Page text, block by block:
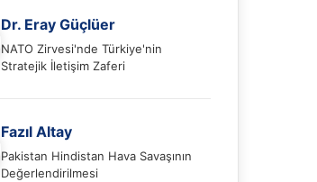
Dr. Eray Güçlüer
NATO Zirvesi'nde Türkiye'nin
Stratejik İletişim Zaferi
Fazıl Altay
Pakistan Hindistan Hava Savaşının
Değerlendirilmesi